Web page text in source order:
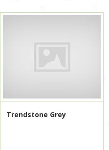
Trendstone Grey